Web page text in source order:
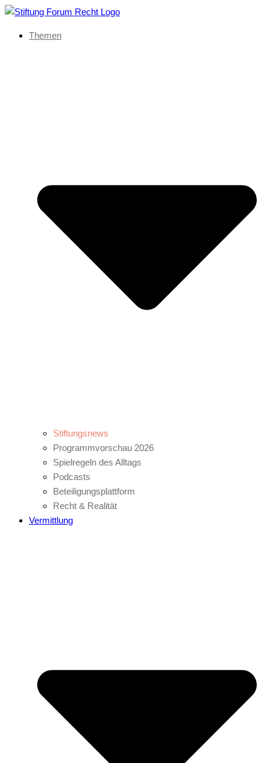
Themen
Stiftungsnews
Programmvorschau 2026
Spielregeln des Alltags
Podcasts
Beteiligungsplattform
Recht & Realität
Vermittlung